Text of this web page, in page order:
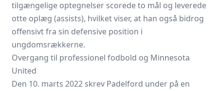
tilgængelige optegnelser scorede to mål og leverede
otte oplæg (assists), hvilket viser, at han også bidrog
offensivt fra sin defensive position i
ungdomsrækkerne.
Overgang til professionel fodbold og Minnesota
United
Den 10. marts 2022 skrev Padelford under på en